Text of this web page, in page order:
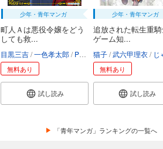
少年・青年マンガ
町人Ａは悪役令嬢をどう
しても救...
目黒三吉 一色孝太郎 Parum
無料あり
試し読み
少年・青年マンガ
追放された転生重
ゲーム知...
猫子 武六甲理衣 じゃ
無料あり
試し読み
「青年マンガ」ランキングの一覧へ